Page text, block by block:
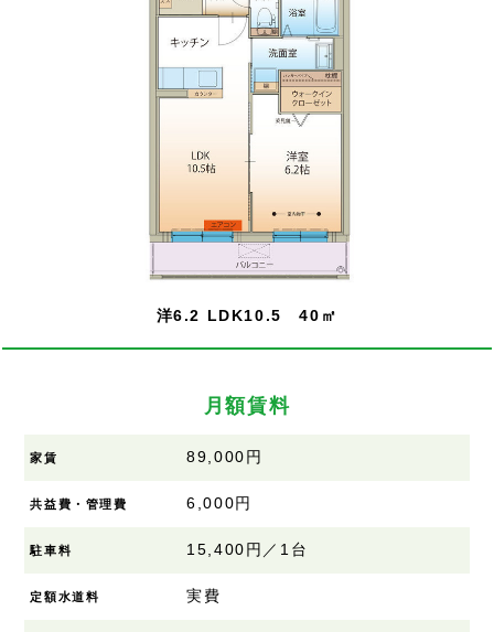
洋6.2 LDK10.5 40㎡
月額賃料
家賃 89,000円
共益費・管理費 6,000円
駐車料 15,400円／1台
定額水道料 実費